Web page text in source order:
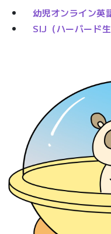
幼児オンライン英
SIJ（ハーバード